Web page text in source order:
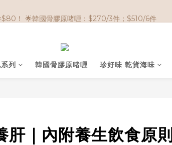
列 韓國骨膠原啫喱 珍好味 乾貨海味
肝｜內附養生飲食原則